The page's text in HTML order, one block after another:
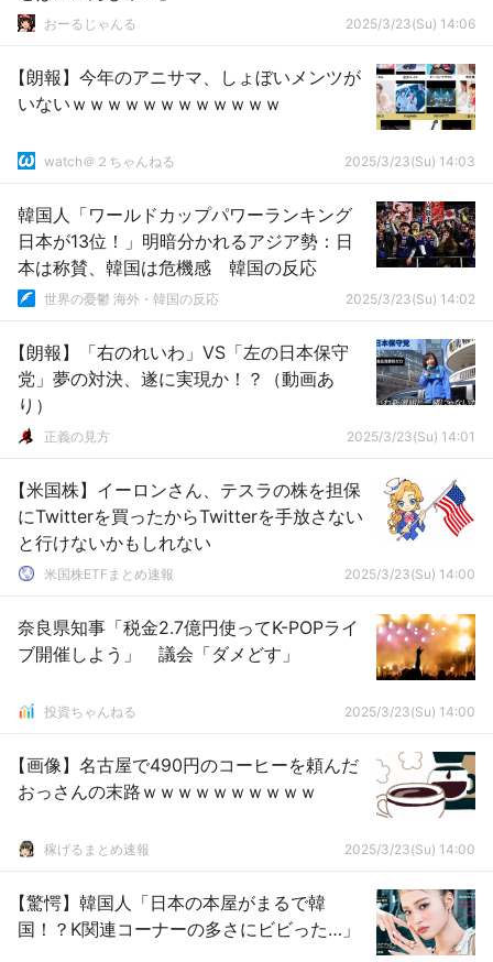
おーるじゃんる 2025/3/23(Su) 14:06
【朗報】今年のアニサマ、しょぼいメンツが
いないｗｗｗｗｗｗｗｗｗｗｗｗ
watch＠２ちゃんねる 2025/3/23(Su) 14:03
韓国人「ワールドカップパワーランキング
日本が13位！」明暗分かれるアジア勢：日
本は称賛、韓国は危機感 韓国の反応
世界の憂鬱 海外・韓国の反応 2025/3/23(Su) 14:02
【朗報】「右のれいわ」VS「左の日本保守
党」夢の対決、遂に実現か！？（動画あ
り）
正義の見方 2025/3/23(Su) 14:01
【米国株】イーロンさん、テスラの株を担保
にTwitterを買ったからTwitterを手放さない
と行けないかもしれない
米国株ETFまとめ速報 2025/3/23(Su) 14:00
奈良県知事「税金2.7億円使ってK-POPライ
ブ開催しよう」 議会「ダメどす」
投資ちゃんねる 2025/3/23(Su) 14:00
【画像】名古屋で490円のコーヒーを頼んだ
おっさんの末路ｗｗｗｗｗｗｗｗｗｗ
稼げるまとめ速報 2025/3/23(Su) 14:00
【驚愕】韓国人「日本の本屋がまるで韓
国！？K関連コーナーの多さにビビった…」